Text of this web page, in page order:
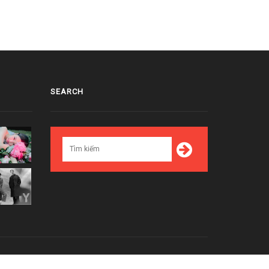
SEARCH